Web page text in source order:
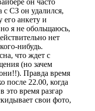
с СЗ он удалился,
его анкету и
я не обольщаюсь,
нет
нибудь.
что ждет с
(но зачем
Правда время
после 22.00, когда
это время разгар
свои фото,